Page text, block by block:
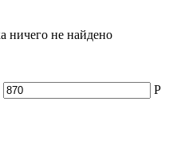
ничего не найдено
Р